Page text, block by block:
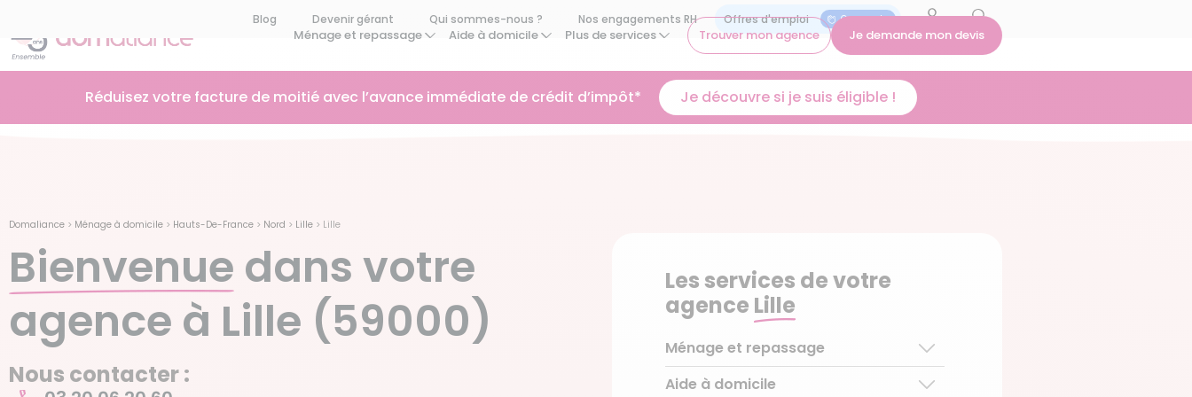
Blog Devenir gérant Qui sommes-nous ? Nos engagements RH On recrute
Ménage et repassage Aide à domicile Plus de services Trouver mon agence Je demande mon devis
Réduisez votre facture de moitié avec l’avance immédiate de crédit d’impôt* Je découvre si je suis éligible !
Domaliance > Ménage à domicile > Hauts-De-France > Nord > Lille > Lille
Bienvenue dans votre
agence à Lille (59000)
Nous contacter :
Les services de votre
agence Lille
Ménage et repassage
Ménage régulier
Aide à domicile